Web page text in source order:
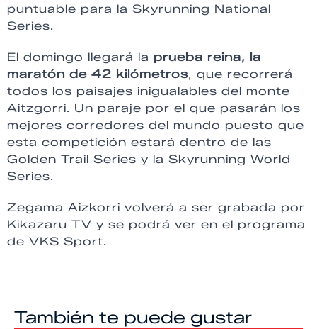
puntuable para la Skyrunning National
Series.
El domingo llegará la prueba reina, la
maratón de 42 kilómetros, que recorrerá
todos los paisajes inigualables del monte
Aitzgorri. Un paraje por el que pasarán los
mejores corredores del mundo puesto que
esta competición estará dentro de las
Golden Trail Series y la Skyrunning World
Series.
Zegama Aizkorri volverá a ser grabada por
Kikazaru TV y se podrá ver en el programa
de VKS Sport.
También te puede gustar